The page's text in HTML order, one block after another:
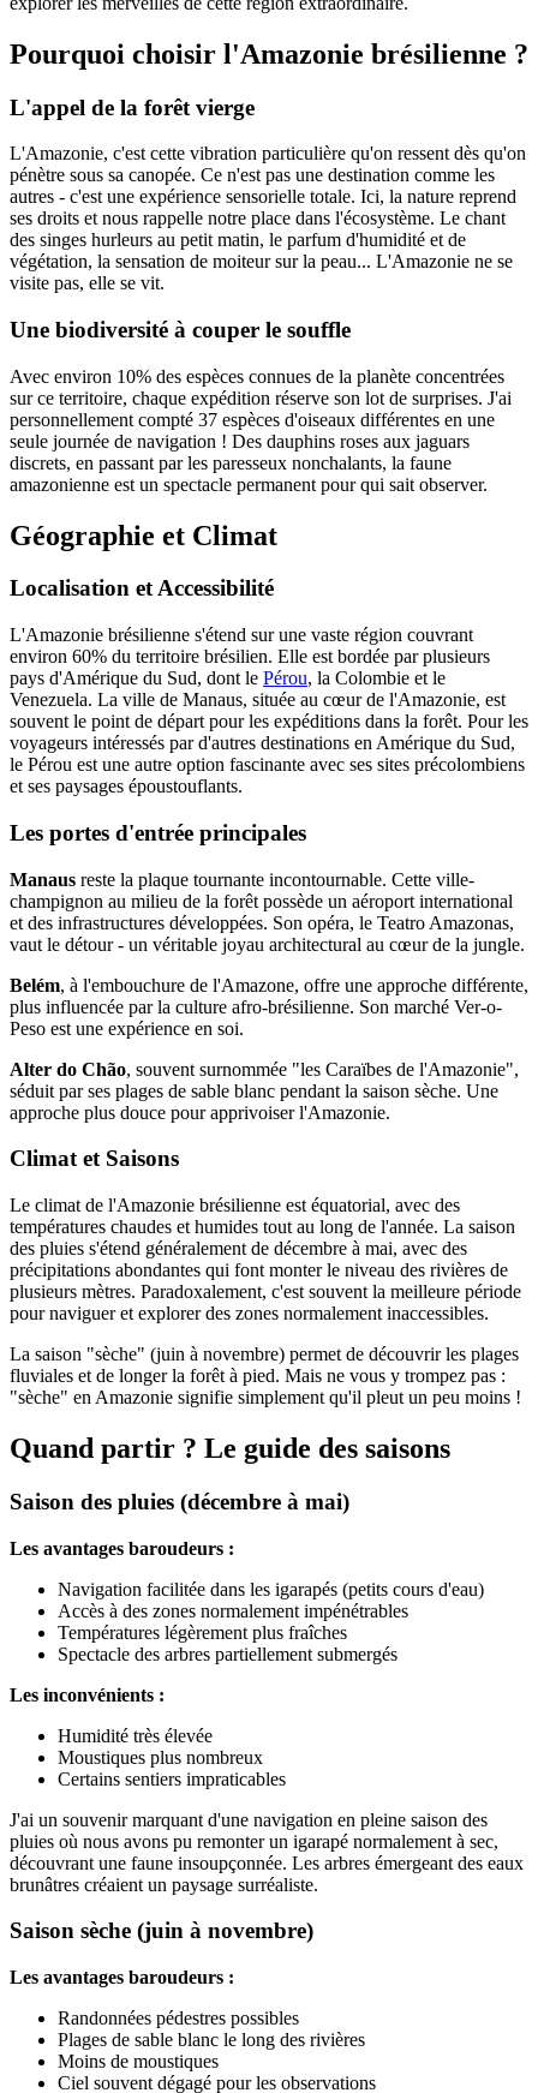
Pourquoi choisir l'Amazonie brésilienne ?
L'appel de la forêt vierge
L'Amazonie, c'est cette vibration particulière qu'on ressent dès qu'on
pénètre sous sa canopée. Ce n'est pas une destination comme les
autres - c'est une expérience sensorielle totale. Ici, la nature reprend
ses droits et nous rappelle notre place dans l'écosystème. Le chant
des singes hurleurs au petit matin, le parfum d'humidité et de
végétation, la sensation de moiteur sur la peau... L'Amazonie ne se
visite pas, elle se vit.
Une biodiversité à couper le souffle
Avec environ 10% des espèces connues de la planète concentrées
sur ce territoire, chaque expédition réserve son lot de surprises. J'ai
personnellement compté 37 espèces d'oiseaux différentes en une
seule journée de navigation ! Des dauphins roses aux jaguars
discrets, en passant par les paresseux nonchalants, la faune
amazonienne est un spectacle permanent pour qui sait observer.
Géographie et Climat
Localisation et Accessibilité
L'Amazonie brésilienne s'étend sur une vaste région couvrant
environ 60% du territoire brésilien. Elle est bordée par plusieurs
pays d'Amérique du Sud, dont le Pérou, la Colombie et le
Venezuela. La ville de Manaus, située au cœur de l'Amazonie, est
souvent le point de départ pour les expéditions dans la forêt. Pour les
voyageurs intéressés par d'autres destinations en Amérique du Sud,
le Pérou est une autre option fascinante avec ses sites précolombiens
et ses paysages époustouflants.
Les portes d'entrée principales
Manaus reste la plaque tournante incontournable. Cette ville-
champignon au milieu de la forêt possède un aéroport international
et des infrastructures développées. Son opéra, le Teatro Amazonas,
vaut le détour - un véritable joyau architectural au cœur de la jungle.
Belém, à l'embouchure de l'Amazone, offre une approche différente,
plus influencée par la culture afro-brésilienne. Son marché Ver-o-
Peso est une expérience en soi.
Alter do Chão, souvent surnommée "les Caraïbes de l'Amazonie",
séduit par ses plages de sable blanc pendant la saison sèche. Une
approche plus douce pour apprivoiser l'Amazonie.
Climat et Saisons
Le climat de l'Amazonie brésilienne est équatorial, avec des
températures chaudes et humides tout au long de l'année. La saison
des pluies s'étend généralement de décembre à mai, avec des
précipitations abondantes qui font monter le niveau des rivières de
plusieurs mètres. Paradoxalement, c'est souvent la meilleure période
pour naviguer et explorer des zones normalement inaccessibles.
La saison "sèche" (juin à novembre) permet de découvrir les plages
fluviales et de longer la forêt à pied. Mais ne vous y trompez pas :
"sèche" en Amazonie signifie simplement qu'il pleut un peu moins !
Quand partir ? Le guide des saisons
Saison des pluies (décembre à mai)
Les avantages baroudeurs :
Navigation facilitée dans les igarapés (petits cours d'eau)
Accès à des zones normalement impénétrables
Températures légèrement plus fraîches
Spectacle des arbres partiellement submergés
Les inconvénients :
Humidité très élevée
Moustiques plus nombreux
Certains sentiers impraticables
J'ai un souvenir marquant d'une navigation en pleine saison des
pluies où nous avons pu remonter un igarapé normalement à sec,
découvrant une faune insoupçonnée. Les arbres émergeant des eaux
brunâtres créaient un paysage surréaliste.
Saison sèche (juin à novembre)
Les avantages baroudeurs :
Randonnées pédestres possibles
Plages de sable blanc le long des rivières
Moins de moustiques
Ciel souvent dégagé pour les observations